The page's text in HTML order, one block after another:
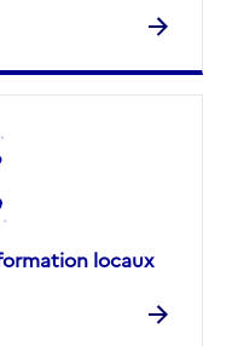
locaux